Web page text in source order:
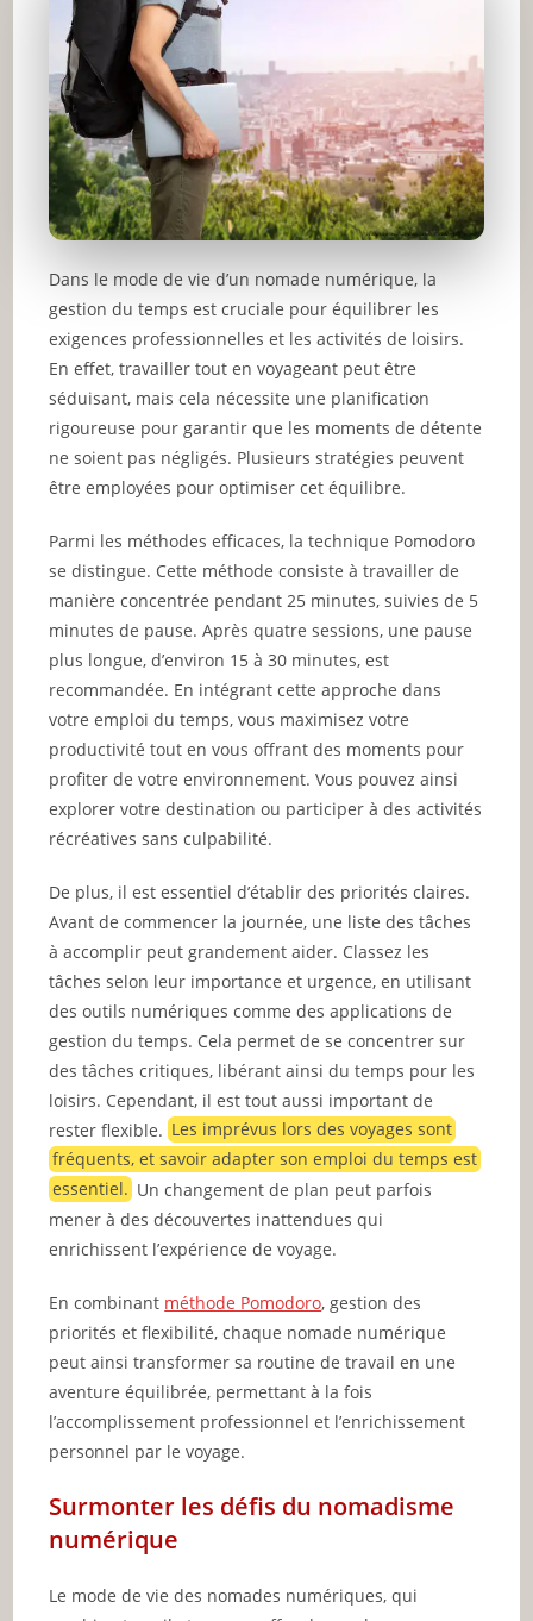
Dans le mode de vie d’un nomade numérique, la
gestion du temps est cruciale pour équilibrer les
exigences professionnelles et les activités de loisirs.
En effet, travailler tout en voyageant peut être
séduisant, mais cela nécessite une planification
rigoureuse pour garantir que les moments de détente
ne soient pas négligés. Plusieurs stratégies peuvent
être employées pour optimiser cet équilibre.
Parmi les méthodes efficaces, la technique Pomodoro
se distingue. Cette méthode consiste à travailler de
manière concentrée pendant 25 minutes, suivies de 5
minutes de pause. Après quatre sessions, une pause
plus longue, d’environ 15 à 30 minutes, est
recommandée. En intégrant cette approche dans
votre emploi du temps, vous maximisez votre
productivité tout en vous offrant des moments pour
profiter de votre environnement. Vous pouvez ainsi
explorer votre destination ou participer à des activités
récréatives sans culpabilité.
De plus, il est essentiel d’établir des priorités claires.
Avant de commencer la journée, une liste des tâches
à accomplir peut grandement aider. Classez les
tâches selon leur importance et urgence, en utilisant
des outils numériques comme des applications de
gestion du temps. Cela permet de se concentrer sur
des tâches critiques, libérant ainsi du temps pour les
loisirs. Cependant, il est tout aussi important de
rester flexible.Les imprévus lors des voyages sont
fréquents, et savoir adapter son emploi du temps est
essentiel. Un changement de plan peut parfois
mener à des découvertes inattendues qui
enrichissent l’expérience de voyage.
En combinant méthode Pomodoro, gestion des
priorités et flexibilité, chaque nomade numérique
peut ainsi transformer sa routine de travail en une
aventure équilibrée, permettant à la fois
l’accomplissement professionnel et l’enrichissement
personnel par le voyage.
Surmonter les défis du nomadisme
numérique
Le mode de vie des nomades numériques, qui